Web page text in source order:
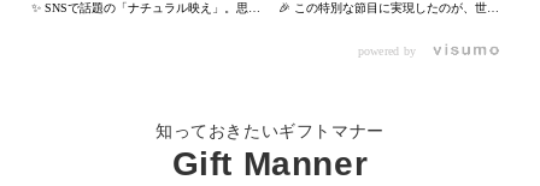
✨ SNSで話題の「ナチュラル映え」。思わ
🎉 この特別な節目に実現したのが、世界
ンド「ゴディバ（ @godiva_japan )」との
感謝を、特別なデザインに込めてご用意い
ディ100周年限定コレクションをご紹介し
powered by
知っておきたいギフトマナー
Gift Manner